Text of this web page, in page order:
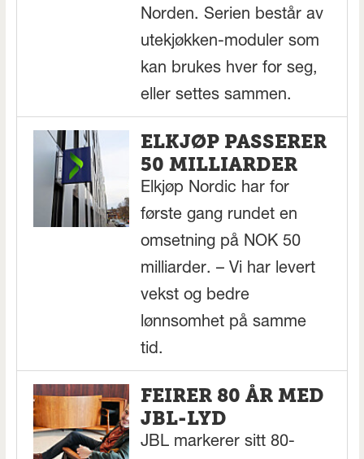
Norden. Serien består av
utekjøkken-moduler som
kan brukes hver for seg,
eller settes sammen.
ELKJØP PASSERER
50 MILLIARDER
Elkjøp Nordic har for
første gang rundet en
omsetning på NOK 50
milliarder. – Vi har levert
vekst og bedre
lønnsomhet på samme
tid.
FEIRER 80 ÅR MED
JBL-LYD
JBL markerer sitt 80-